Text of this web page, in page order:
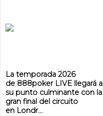
La temporada 2026
de 888poker LIVE llegará a
su punto culminante con la
gran final del circuito
en Londr...